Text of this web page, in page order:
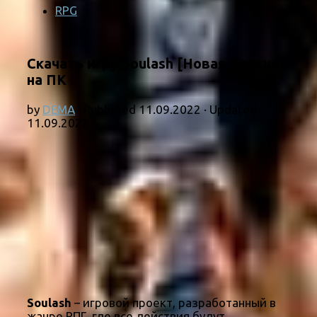
RPG
Скачать игру Soulash [Новая Версия]
на ПК
by DEMA · Published11.09.2022· Updated
11.09.2022
Soulash – игровой проект, разработанный в